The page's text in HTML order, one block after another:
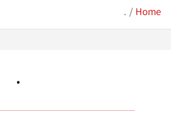
Home
.
.